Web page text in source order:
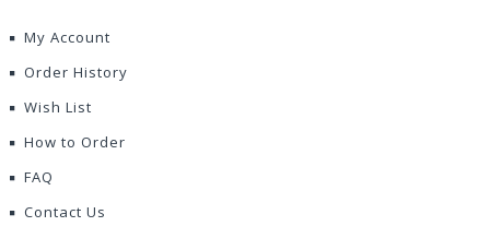
My Account
Order History
Wish List
How to Order
FAQ
Contact Us